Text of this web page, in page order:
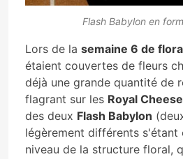
Flash Babylon en
Lors de la semaine 6 de
étaient couvertes de fleurs
déjà une grande quantité de
flagrant sur les Royal
des deux Flash Babylon
légèrement différents s'étant
niveau de la structure floral,